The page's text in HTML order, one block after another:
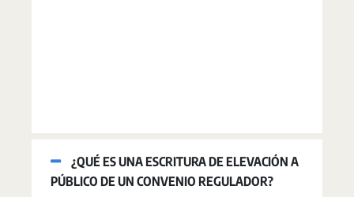
¿QUÉ ES UNA ESCRITURA DE ELEVACIÓN A
PÚBLICO DE UN CONVENIO REGULADOR?